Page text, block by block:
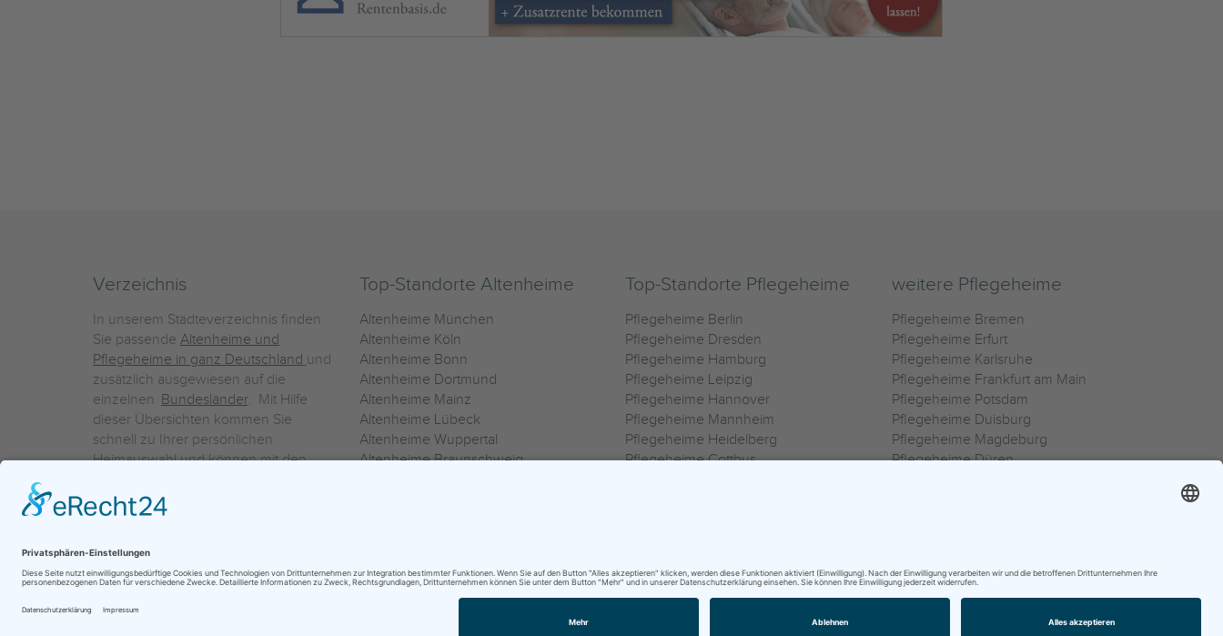
Verzeichnis
In unserem Städteverzeichnis finden
Sie passende Altenheime und
Pflegeheime in ganz Deutschland und
zusätzlich ausgewiesen auf die
einzelnen Bundesländer. Mit Hilfe
dieser Übersichten kommen Sie
schnell zu Ihrer persönlichen
Heimauswahl und können mit den
einzelnen Häuser Leistungsvergleiche
vornehmen.
Top-Standorte Altenheime
Altenheime München
Altenheime Köln
Altenheime Bonn
Altenheime Dortmund
Altenheime Mainz
Altenheime Lübeck
Altenheime Wuppertal
Altenheime Braunschweig
Top-Standorte Pflegeheime
Pflegeheime Berlin
Pflegeheime Dresden
Pflegeheime Hamburg
Pflegeheime Leipzig
Pflegeheime Hannover
Pflegeheime Mannheim
Pflegeheime Heidelberg
Pflegeheime Cottbus
weitere Pflegeheime
Pflegeheime Bremen
Pflegeheime Erfurt
Pflegeheime Karlsruhe
Pflegeheime Frankfurt am Main
Pflegeheime Potsdam
Pflegeheime Duisburg
Pflegeheime Magdeburg
Pflegeheime Düren
0800 800 666 0